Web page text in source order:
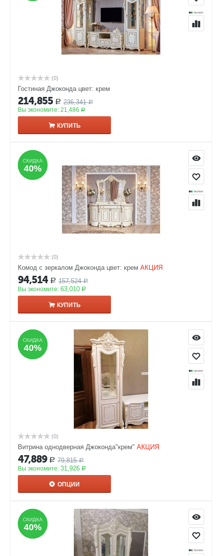
(0)
Гостиная Джоконда цвет: крем
214,855 Р 236,341 Р
Вы экономите: 21,486 Р
КУПИТЬ
СКИДКА
40%
СКИДКА
40%
(0)
Комод с зеркалом Джоконда цвет: крем АКЦИЯ
94,514 Р 157,524 Р
Вы экономите: 63,010 Р
КУПИТЬ
СКИДКА
40%
СКИДКА
40%
(0)
Витрина однодверная Джоконда"крем" АКЦИЯ
47,889 Р 79,815 Р
Вы экономите: 31,926 Р
ОПЦИИ
СКИДКА
40%
СКИДКА
40%